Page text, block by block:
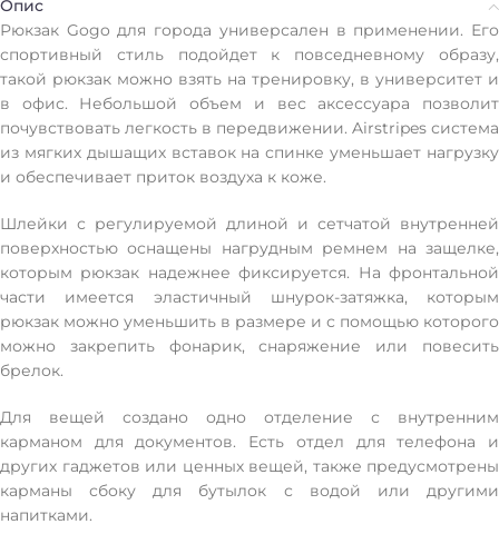
Опис
Рюкзак Gogo для города универсален в применении. Его
спортивный стиль подойдет к повседневному образу,
такой рюкзак можно взять на тренировку, в университет и
в офис. Небольшой объем и вес аксессуара позволит
почувствовать легкость в передвижении. Airstripes система
из мягких дышащих вставок на спинке уменьшает нагрузку
и обеспечивает приток воздуха к коже.
Шлейки с регулируемой длиной и сетчатой внутренней
поверхностью оснащены нагрудным ремнем на защелке,
которым рюкзак надежнее фиксируется. На фронтальной
части имеется эластичный шнурок-затяжка, которым
рюкзак можно уменьшить в размере и с помощью которого
можно закрепить фонарик, снаряжение или повесить
брелок.
Для вещей создано одно отделение с внутренним
карманом для документов. Есть отдел для телефона и
других гаджетов или ценных вещей, также предусмотрены
карманы сбоку для бутылок с водой или другими
напитками.